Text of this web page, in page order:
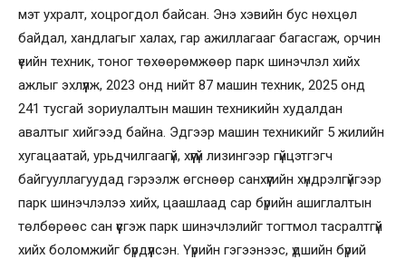
мэт ухралт, хоцрогдол байсан. Энэ хэвийн бус нөхцөл
байдал, хандлагыг халах, гар ажиллагааг багасгаж, орчин
үеийн техник, тоног төхөөрөмжөөр парк шинэчлэл хийх
ажлыг эхлүүлж, 2023 онд нийт 87 машин техник, 2025 онд
241 тусгай зориулалтын машин техникийн худалдан
авалтыг хийгээд байна. Эдгээр машин техникийг 5 жилийн
хугацаатай, урьдчилгаагүй, хүүгүй лизингээр гүйцэтгэгч
байгууллагуудад гэрээлж өгснөөр санхүүгийн хүндрэлгүйгээр
парк шинэчлэлээ хийх, цаашлаад сар бүрийн ашиглалтын
төлбөрөөс сан үүсгэж парк шинэчлэлийг тогтмол тасралтгүй
хийх боломжийг бүрдүүлсэн. Үүрийн гэгээнээс, үдшийн бүрий